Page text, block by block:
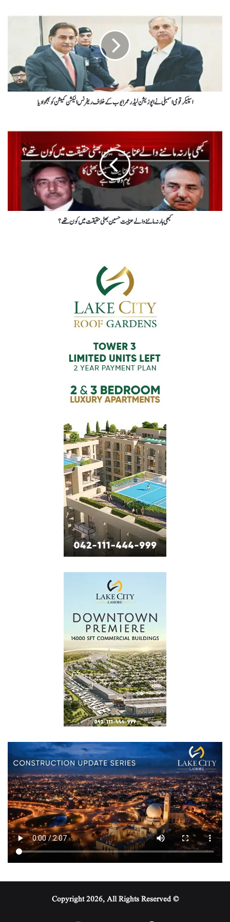
اسپیکر قومی اسمبلی نے اپوزیشن لیڈر عمر ایوب کےخلاف ریفرنس الیکشن کمیشن کو بھجوا دیا
کبھی ہار نہ ماننے والے عنایت حسین بھٹی حقیقت میں کون تھے؟
© Copyright 2026, All Rights Reserved